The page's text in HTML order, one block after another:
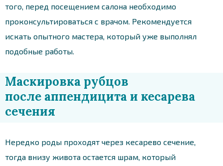
того, перед посещением салона необходимо
проконсультироваться с врачом. Рекомендуется
искать опытного мастера, который уже выполнял
подобные работы.
Маскировка рубцов
после аппендицита и кесарева
сечения
Нередко роды проходят через кесарево сечение,
тогда внизу живота остается шрам, который